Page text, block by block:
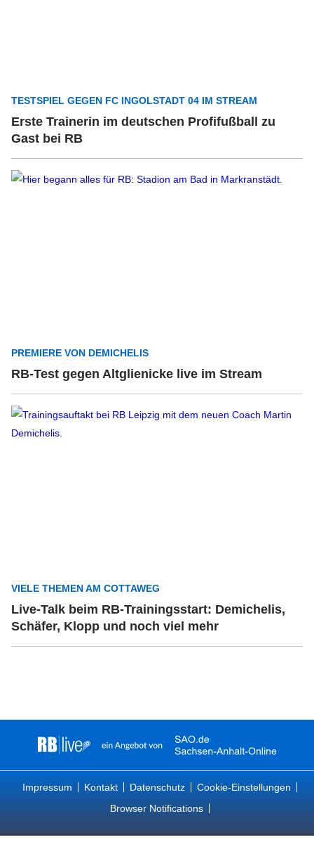
TESTSPIEL GEGEN FC INGOLSTADT 04 IM STREAM
Erste Trainerin im deutschen Profifußball zu
Gast bei RB
PREMIERE VON DEMICHELIS
RB-Test gegen Altglienicke live im Stream
VIELE THEMEN AM COTTAWEG
Live-Talk beim RB-Trainingsstart: Demichelis,
Schäfer, Klopp und noch viel mehr
Impressum Kontakt Datenschutz
Cookie-Einstellungen
Browser Notifications